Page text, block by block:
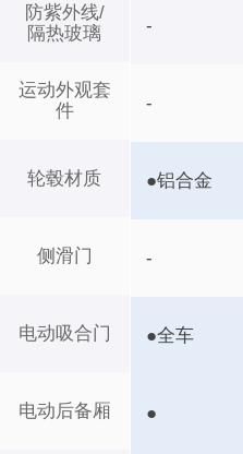
防紫外线/
隔热玻璃
运动外观套
件
轮毂材质
侧滑门
电动吸合门
电动后备厢
-
-
●铝合金
-
●全车
●